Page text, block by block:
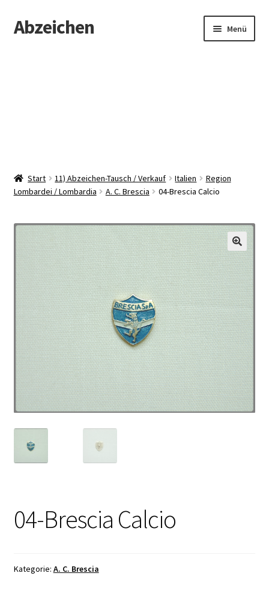
Zur
Navigation
Zum
Inhalt
Abzeichen Menü
Start 11) Abzeichen-Tausch / Verkauf Italien
Region
Lombardei / Lombardia
A. C. Brescia 04-Brescia Calcio
04-Brescia Calcio
Kategorie: A. C. Brescia